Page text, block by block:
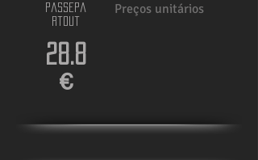
passepa
rtout
28.8
€
Preços unitários